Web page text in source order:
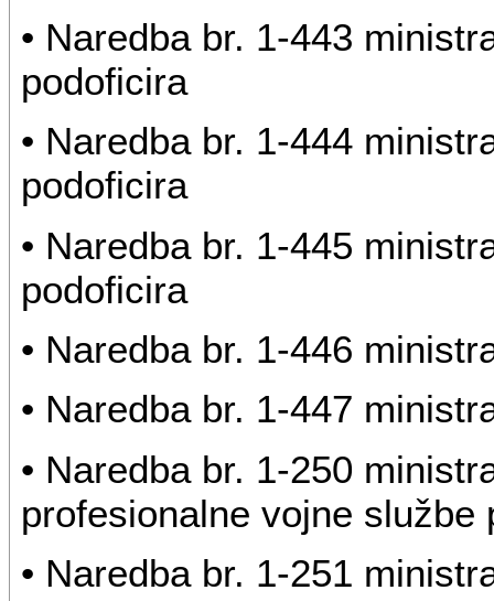
• Naredba br. 1-443
podoficira
• Naredba br. 1-444
podoficira
• Naredba br. 1-445
podoficira
• Naredba br. 1-446
• Naredba br. 1-447
• Naredba br. 1-250
profesionalne vojne službe
• Naredba br. 1-251